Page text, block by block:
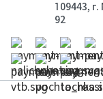
109443,
92